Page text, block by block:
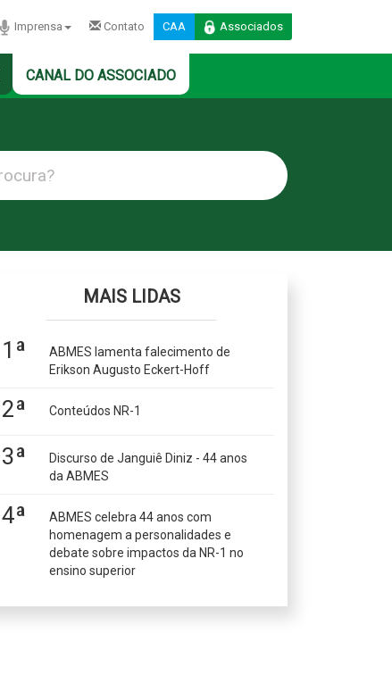
Imprensa Contato CAA Associados
CANAL DO ASSOCIADO
MAIS LIDAS
1ª
ABMES lamenta falecimento de
Erikson Augusto Eckert-Hoff
2ª Conteúdos NR-1
3ª
Discurso de Janguiê Diniz - 44 anos
da ABMES
4ª
ABMES celebra 44 anos com
homenagem a personalidades e
debate sobre impactos da NR-1 no
ensino superior